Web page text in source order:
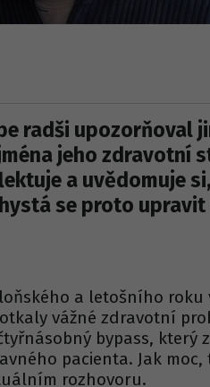
radši upozorňoval
jeho zdravotní
a uvědomuje
se proto
a letošního roku
vážné zdravotní
bypass, který
pacienta. Jak moc,
rozhovoru.